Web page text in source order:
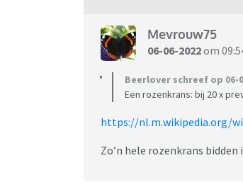
Mevrouw75
06-06-2022om
Beerlover schreef op 06-
Een rozenkrans: bij 20 x
https://nl.m.wikipedia.org/
Zo’n hele rozenkrans